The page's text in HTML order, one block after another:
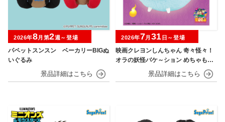
パペットスンスン ベーカリーBIGぬ
いぐるみ
2026年8月第2週～登場
映画クレヨンしんちゃん 奇々怪々！
オラの妖怪バケ～ション めちゃもふ
ぐっとぬいぐるみ シロ
2026年7月 31 日～登場